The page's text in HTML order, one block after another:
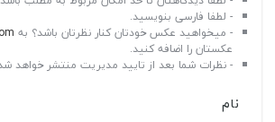
- لطفا فارسی بنویسید.
- میخواهید عکس خودتان کنار نظرتان باشد؟ به
عکستان را اضافه کنید.
- نظرات شما بعد از تایید مدیریت منتشر خواهد
نام